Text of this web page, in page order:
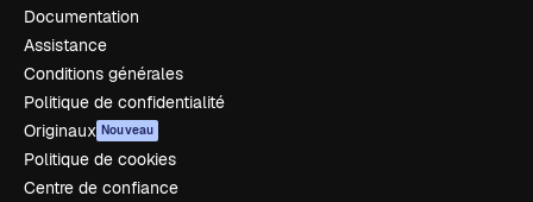
Documentation
Assistance
Conditions générales
Politique de confidentialité
Originaux Nouveau
Politique de cookies
Centre de confiance